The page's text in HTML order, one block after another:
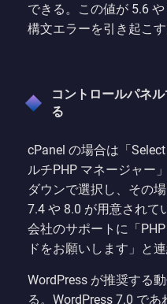
できる。この値が 5.6
構文エラーを引き起こ
コントロールパネ
る
cPanel の場合は「
ルチPHP マネージャー
ダウンで選択し、その
7.4 や 8.0 が用意されて
会社のサポートに「
ドをお願いします」と
WordPress が推奨する
る。WordPress 7.0 で